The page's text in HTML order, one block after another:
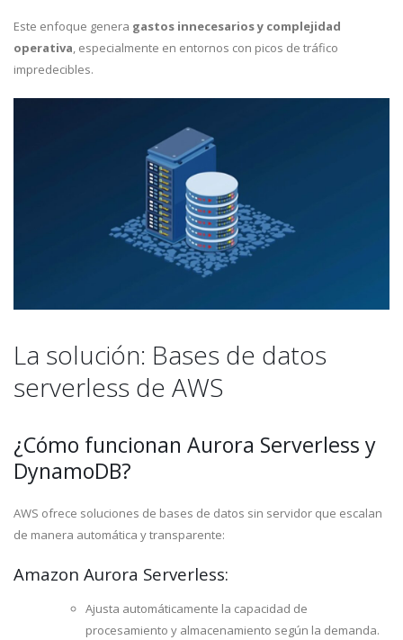
Este enfoque genera gastos innecesarios y complejidad
operativa, especialmente en entornos con picos de tráfico
impredecibles.
La solución: Bases de datos
serverless de AWS
¿Cómo funcionan Aurora Serverless y
DynamoDB?
AWS ofrece soluciones de bases de datos sin servidor que escalan
de manera automática y transparente:
Amazon Aurora Serverless:
Ajusta automáticamente la capacidad de
procesamiento y almacenamiento según la demanda.